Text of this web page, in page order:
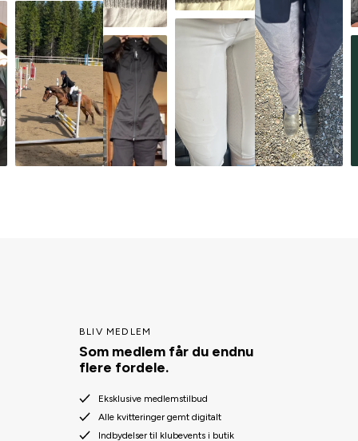
BLIV MEDLEM
Som medlem får du endnu
flere fordele.
Eksklusive medlemstilbud
Alle kvitteringer gemt digitalt
Indbydelser til klubevents i butik